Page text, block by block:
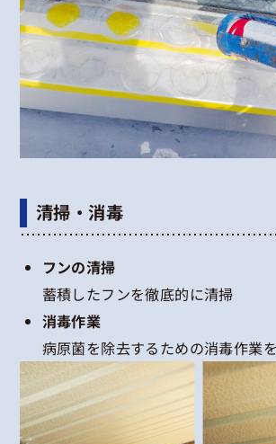
清掃・消毒
フンの清掃
蓄積したフンを徹底的に清掃
消毒作業
病原菌を除去するための消毒作業